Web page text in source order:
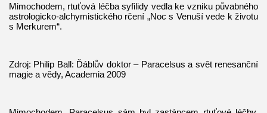
Mimochodem, rtuťová léčba syfilidy vedla ke vzniku půvabného
astrologicko-alchymistického rčení „Noc s Venuší vede k životu
s Merkurem“.
Zdroj: Philip Ball: Ďáblův doktor – Paracelsus a svět renesanční
magie a vědy, Academia 2009